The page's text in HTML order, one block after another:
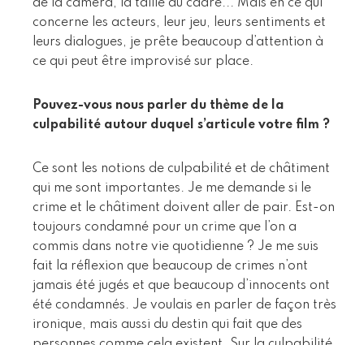
de la caméra, la taille du cadre... Mais en ce qui
concerne les acteurs, leur jeu, leurs sentiments et
leurs dialogues, je prête beaucoup d’attention à
ce qui peut être improvisé sur place.
Pouvez-vous nous parler du thème de la
culpabilité autour duquel s’articule votre film ?
Ce sont les notions de culpabilité et de châtiment
qui me sont importantes. Je me demande si le
crime et le châtiment doivent aller de pair. Est-on
toujours condamné pour un crime que l’on a
commis dans notre vie quotidienne ? Je me suis
fait la réflexion que beaucoup de crimes n’ont
jamais été jugés et que beaucoup d’innocents ont
été condamnés. Je voulais en parler de façon très
ironique, mais aussi du destin qui fait que des